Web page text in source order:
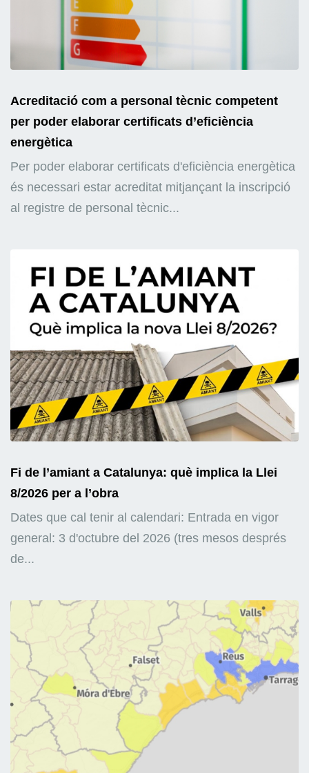
Acreditació com a personal tècnic competent
per poder elaborar certificats d’eficiència
energètica
Per poder elaborar certificats d'eficiència energètica
és necessari estar acreditat mitjançant la inscripció
al registre de personal tècnic...
Fi de l’amiant a Catalunya: què implica la Llei
8/2026 per a l’obra
Dates que cal tenir al calendari: Entrada en vigor
general: 3 d'octubre del 2026 (tres mesos després
de...